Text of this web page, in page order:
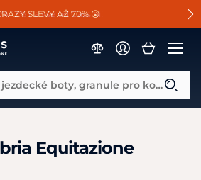
13% na vše od Cassini!
SLEVY AŽ 70% 😮
k vybraným sedlům ZDARMA 🐴
Co hledáte? Např. jezdecké boty, granule pro koně...
Equitazione